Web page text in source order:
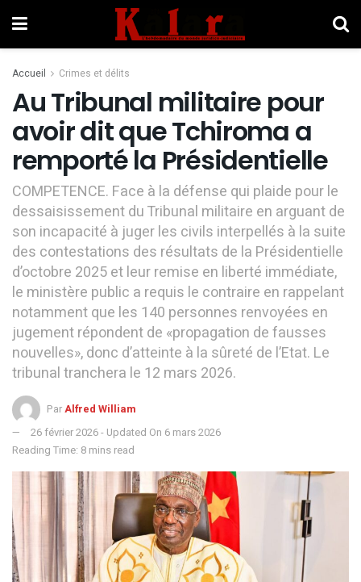
Accueil Crimes et délits
Au Tribunal militaire pour
avoir dit que Tchiroma a
remporté la Présidentielle
COMPETENCE. Face à la défense qui plaide pour le
dessaisissement du Tribunal militaire en arguant de
son incapacité à juger les civils interpellés à la suite
des contestations des résultats de la Présidentielle
d’octobre 2025 et leur remise en liberté immédiate,
le ministère public a requis le contraire en rappelant
notamment que les 140 personnes renvoyées en
jugement répondent de «propagation de fausses
nouvelles», donc d’atteinte à la sûreté de l’Etat. Le
tribunal tranchera le 12 mars 2026.
ParAlfred William
26 février 2026 - Updated On 6 mars 2026
Reading Time: 8 mins read